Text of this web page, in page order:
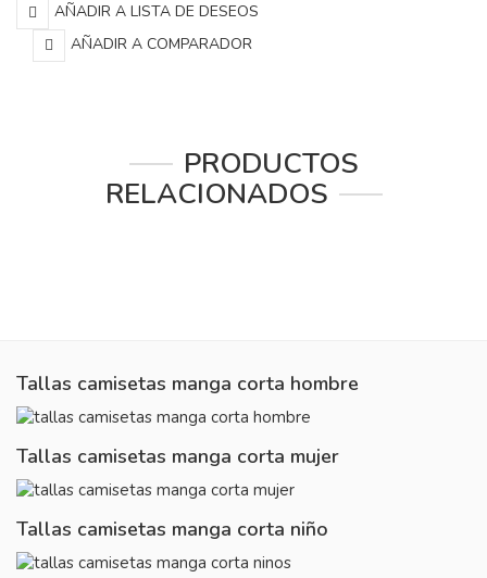
AÑADIR A LISTA DE DESEOS
AÑADIR A COMPARADOR
PRODUCTOS
RELACIONADOS
Tallas camisetas manga corta hombre
Tallas camisetas manga corta mujer
Tallas camisetas manga corta niño